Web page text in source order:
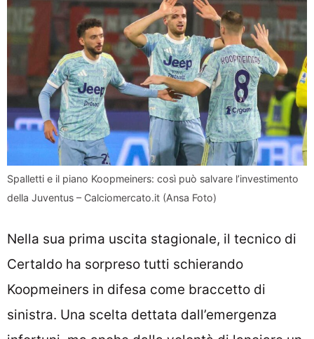
Spalletti e il piano Koopmeiners: così può salvare l’investimento
della Juventus – Calciomercato.it (Ansa Foto)
Nella sua prima uscita stagionale, il tecnico di
Certaldo ha sorpreso tutti schierando
Koopmeiners in difesa come braccetto di
sinistra. Una scelta dettata dall’emergenza